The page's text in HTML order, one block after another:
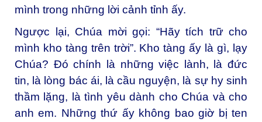
mình trong những lời cảnh tỉnh ấy.
Ngược lại, Chúa mời gọi: “Hãy tích trữ cho
mình kho tàng trên trời”. Kho tàng ấy là gì, lạy
Chúa? Đó chính là những việc lành, là đức
tin, là lòng bác ái, là cầu nguyện, là sự hy sinh
thầm lặng, là tình yêu dành cho Chúa và cho
anh em. Những thứ ấy không bao giờ bị ten